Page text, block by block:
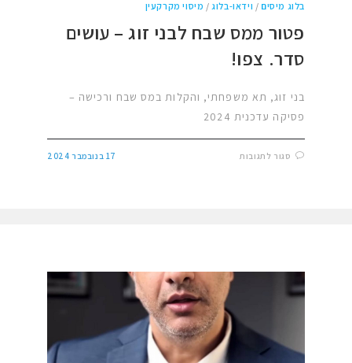
בלוג מיסים / וידאו-בלוג / מיסוי מקרקעין
פטור ממס שבח לבני זוג – עושים
סדר. צפו!
בני זוג, תא משפחתי, והקלות במס שבח ורכישה –
פסיקה עדכנית 2024
סגור לתגובות 17 בנובמבר 2024